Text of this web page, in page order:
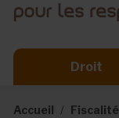
Droit
Accueil Fiscalité